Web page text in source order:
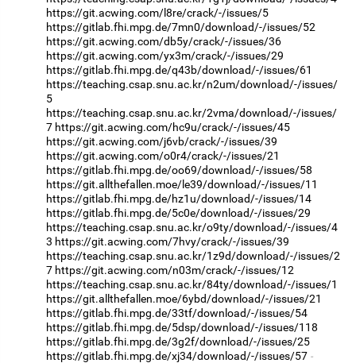
https://git.acwing.com/l8re/crack/-/issues/5
https://gitlab.fhi.mpg.de/7mn0/download/-/issues/52
https://git.acwing.com/db5y/crack/-/issues/36
https://git.acwing.com/yx3m/crack/-/issues/29
https://gitlab.fhi.mpg.de/q43b/download/-/issues/61
https://teaching.csap.snu.ac.kr/n2um/download/-/issues/
5
https://teaching.csap.snu.ac.kr/2vma/download/-/issues/
7 https://git.acwing.com/hc9u/crack/-/issues/45
https://git.acwing.com/j6vb/crack/-/issues/39
https://git.acwing.com/o0r4/crack/-/issues/21
https://gitlab.fhi.mpg.de/oo69/download/-/issues/58
https://git.allthefallen.moe/le39/download/-/issues/11
https://gitlab.fhi.mpg.de/hz1u/download/-/issues/14
https://gitlab.fhi.mpg.de/5c0e/download/-/issues/29
https://teaching.csap.snu.ac.kr/o9ty/download/-/issues/4
3 https://git.acwing.com/7hvy/crack/-/issues/39
https://teaching.csap.snu.ac.kr/1z9d/download/-/issues/2
7 https://git.acwing.com/n03m/crack/-/issues/12
https://teaching.csap.snu.ac.kr/84ty/download/-/issues/1
https://git.allthefallen.moe/6ybd/download/-/issues/21
https://gitlab.fhi.mpg.de/33tf/download/-/issues/54
https://gitlab.fhi.mpg.de/5dsp/download/-/issues/118
https://gitlab.fhi.mpg.de/3g2f/download/-/issues/25
https://gitlab.fhi.mpg.de/xj34/download/-/issues/57